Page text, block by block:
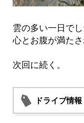
雲の多い一日で
心とお腹が満たさ
次回に続く。
ドライブ情報